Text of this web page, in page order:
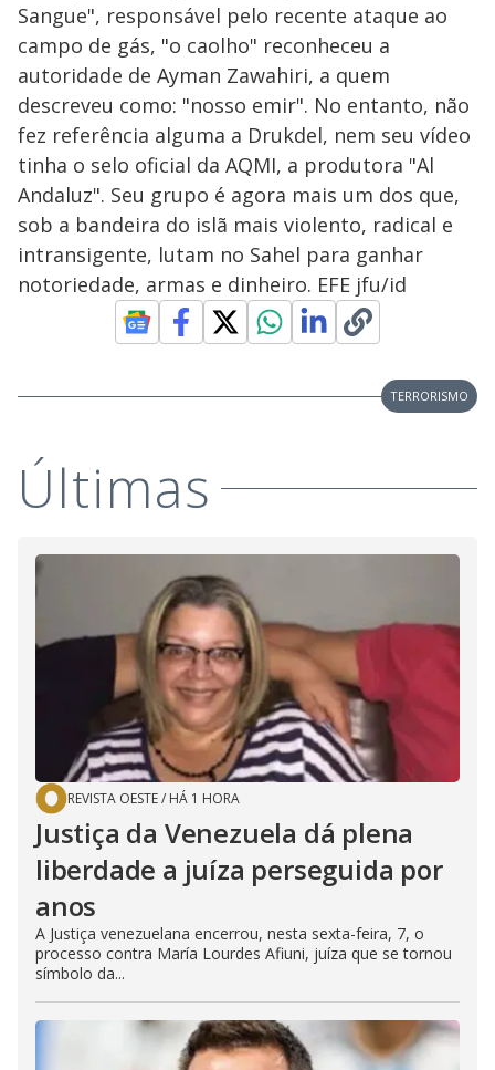
Sangue", responsável pelo recente ataque ao
campo de gás, "o caolho" reconheceu a
autoridade de Ayman Zawahiri, a quem
descreveu como: "nosso emir". No entanto, não
fez referência alguma a Drukdel, nem seu vídeo
tinha o selo oficial da AQMI, a produtora "Al
Andaluz". Seu grupo é agora mais um dos que,
sob a bandeira do islã mais violento, radical e
intransigente, lutam no Sahel para ganhar
notoriedade, armas e dinheiro. EFE jfu/id
TERRORISMO
Últimas
REVISTA OESTE/ HÁ 1 HORA
Justiça da Venezuela dá plena
liberdade a juíza perseguida por
anos
A Justiça venezuelana encerrou, nesta sexta-feira, 7, o
processo contra María Lourdes Afiuni, juíza que se tornou
símbolo da...